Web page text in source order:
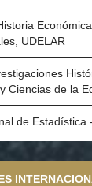
UDELAR
Ciencias de la
de Estadística